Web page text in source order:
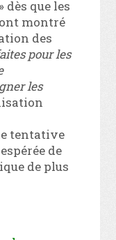
dès que les
montré
des
pour les
les
tentative
de
de plus